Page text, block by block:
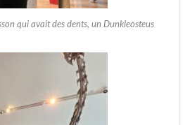
qui avait des dents, un Dunkleosteus